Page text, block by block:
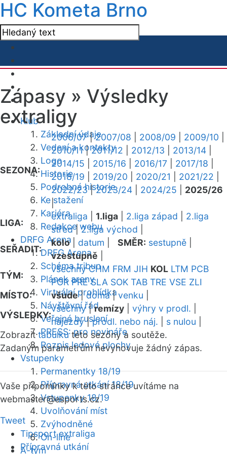
HC Kometa Brno
Klub
Základní údaje
Vedení a kontakty
Logo
Historie
Podrobná historie
Ke stažení
Kariéra
Redakce webu
DRFG Arena
DRFG Arena
Schéma tribun
Plánek areny
Virtuální prohlídka
Návštěvní řád
Veřejné bruslení
PRESS: pro novináře
Rozpis ledové plochy
Vstupenky
Permanentky 18/19
Přípravná utkání 18/19
Vstupenky 18/19
Uvolňování míst
Zvýhodněné
On-line
A-tým
Zápasy » Výsledky
extraligy
SEZONA:
2006/07|2007/08 2008/09 2009/10
2010/11|2011/12 2012/13 2013/14
2014/15
2015/16 2016/17 2017/18
2018/19
2019/20 2020/21 2021/22
2022/23|2023/24 2024/25
2025/26
|
LIGA:
extraliga 1.liga 2.liga západ
2.liga
střed|2.liga východ
SEŘADIT:
kolo| datum SMĚR: sestupně
vzestupně
TÝM:
všechny CHM FRM JIH KOL LTM PCB
POR PRE SLA SOK TAB TRE VSE ZLI
MÍSTO:
všude|doma|venku
VÝSLEDKY:
všechny|remízy výhry v prodl.
nájezdy|prodl. nebo náj. s nulou
Zobrazittabulkutéto sezóny a soutěže.
Zadaným parametrům nevyhovuje žádný zápas.
Vaše připomínky k této stránce uvítáme na
webmaster@esports.cz.
Tweet
Tipsport extraliga
Přípravná utkání